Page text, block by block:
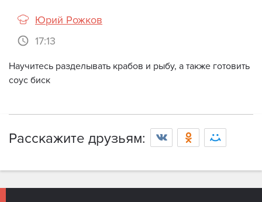
Просмотр видео доступен только
зарегистрированным пользователям с
Юрий Рожков
17:13
Научитесь разделывать крабов и рыбу, а также готовить
соус биск
Расскажите друзьям: